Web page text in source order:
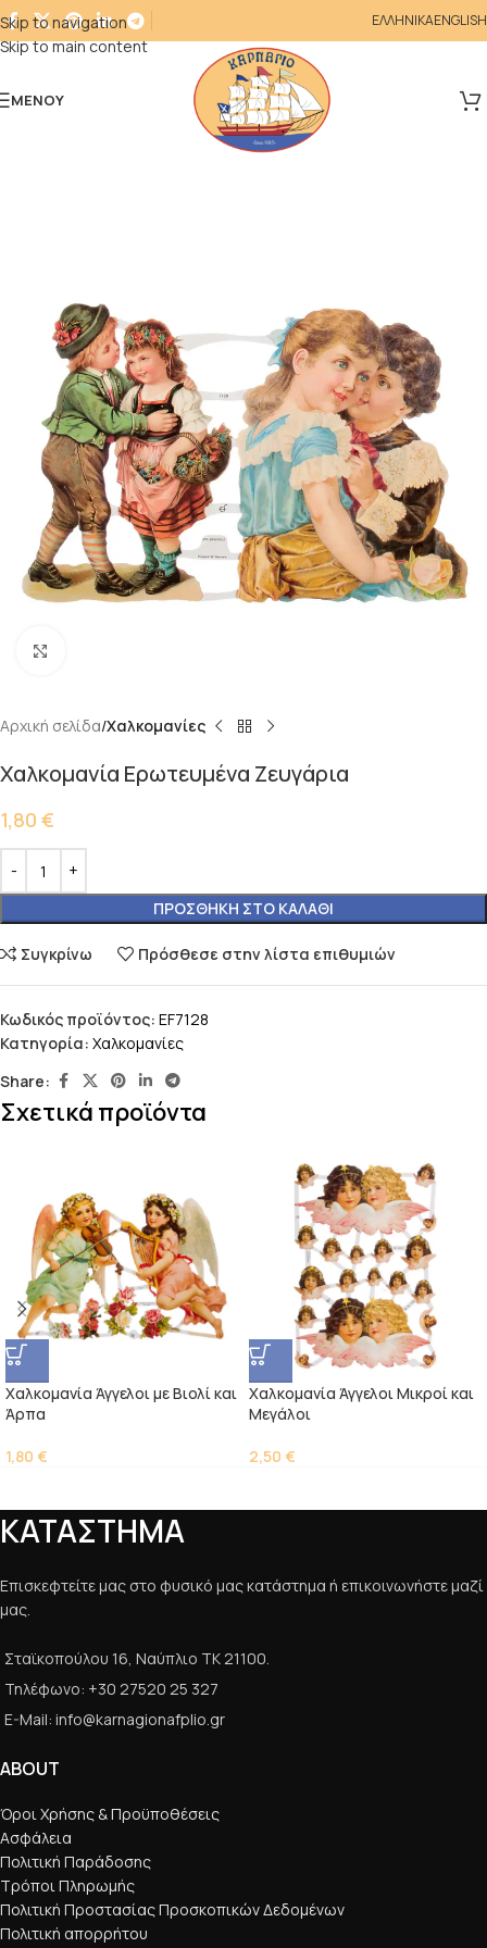
Skip to navigation
Skip to main content
ΕΛΛΗΝΙΚΑENGLISH
ΜΕΝΟΎ
Αρχική σελίδα Χαλκομανίες
Χαλκομανία Ερωτευμένα Ζευγάρια
1,80 €
ΠΡΟΣΘΉΚΗ ΣΤΟ ΚΑΛΆΘΙ
Συγκρίνω Πρόσθεσε στην λίστα επιθυμιών
Κωδικός προϊόντος: EF7128
Κατηγορία: Χαλκομανίες
Share:
Σχετικά προϊόντα
Χαλκομανία Άγγελοι με Βιολί και
Άρπα
1,80 €
Χαλκομανία Άγγελοι Μικροί και
Μεγάλοι
2,50 €
ΚΑΤΑΣΤΗΜΑ
Επισκεφτείτε μας στο φυσικό μας κατάστημα ή επικοινωνήστε μαζί
μας.
Σταϊκοπούλου 16, Ναύπλιο ΤΚ 21100.
Τηλέφωνο: +30 27520 25 327
E-Mail: info@karnagionafplio.gr
ABOUT
Όροι Χρήσης & Προϋποθέσεις
Ασφάλεια
Πολιτική Παράδοσης
Τρόποι Πληρωμής
Πολιτική Προστασίας Προσκοπικών Δεδομένων
Πολιτική απορρήτου